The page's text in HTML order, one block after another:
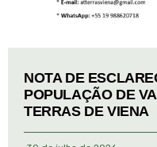
NOTA DE
POPULAÇÃO DE
TERRAS DE VIENA